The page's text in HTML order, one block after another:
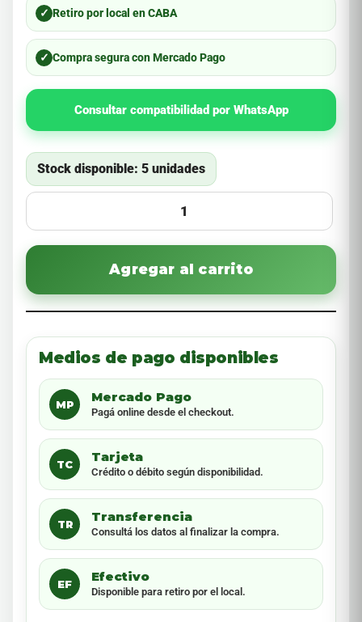
✓ Retiro por local en CABA
✓ Compra segura con Mercado Pago
Consultar compatibilidad por WhatsApp
Stock disponible: 5 unidades
Agregar al carrito
Medios de pago disponibles
MP
Mercado Pago
Pagá online desde el checkout.
TC
Tarjeta
Crédito o débito según disponibilidad.
TR
Transferencia
Consultá los datos al finalizar la compra.
EF
Efectivo
Disponible para retiro por el local.